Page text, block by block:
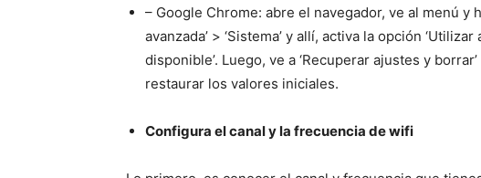
– Google Chrome: abre el navegador, ve al menú y
avanzada’ > ‘Sistema’ y allí, activa la opción
disponible’. Luego, ve a ‘Recuperar ajustes y
restaurar los valores iniciales.
Configura el canal y la frecuencia de wifi